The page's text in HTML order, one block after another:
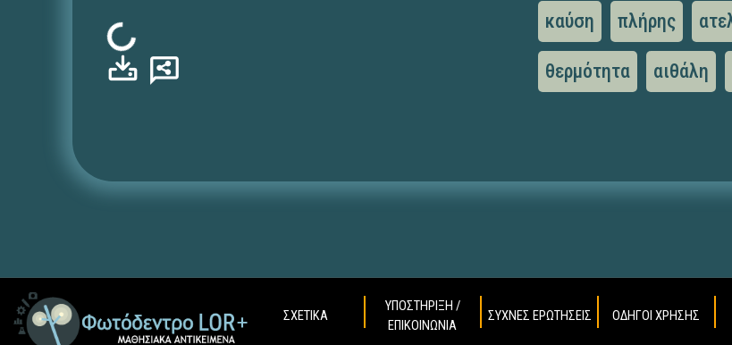
Φόρτωση...
καύση πλήρης
θερμότητα αιθάλη
ΣΧΕΤΙΚΑ
ΥΠΟΣΤΗΡΙΞΗ /
ΕΠΙΚΟΙΝΩΝΙΑ
ΣΥΧΝΕΣ ΕΡΩΤΗΣΕΙΣ ΟΔΗΓΟΙ ΧΡΗΣΗΣ